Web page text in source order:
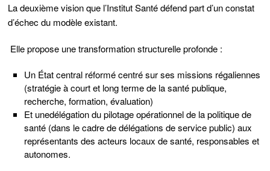
La deuxième vision que l’Institut Santé défend part d’un constat
d’échec du modèle existant.
Elle propose une transformation structurelle profonde :
Un État central réformé centré sur ses missions régaliennes
(stratégie à court et long terme de la santé publique,
recherche, formation, évaluation)
Et unedélégation du pilotage opérationnel de la politique de
santé(dans le cadre de délégations de service public) aux
représentants des acteurs locaux de santé, responsables et
autonomes.